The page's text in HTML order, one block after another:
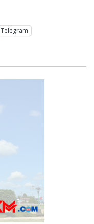
Telegram